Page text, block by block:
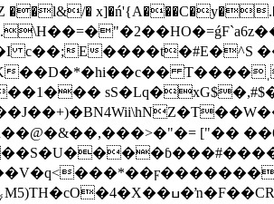
Z ��l&/�
E����t�#E�^S
��D�*�hi��c��
��>�"�= ["��